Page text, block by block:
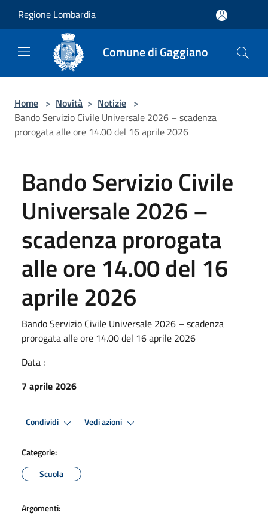
Regione Lombardia
Comune di Gaggiano
Home > Novità > Notizie >
Bando Servizio Civile Universale 2026 – scadenza
prorogata alle ore 14.00 del 16 aprile 2026
Bando Servizio Civile
Universale 2026 –
scadenza prorogata
alle ore 14.00 del 16
aprile 2026
Bando Servizio Civile Universale 2026 – scadenza
prorogata alle ore 14.00 del 16 aprile 2026
Data :
7 aprile 2026
Condividi Vedi azioni
Categorie:
Scuola
Argomenti: